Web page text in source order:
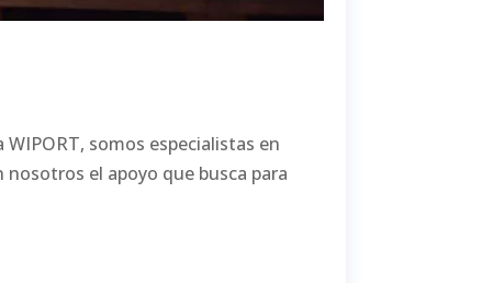
somos especialistas en
el apoyo que busca para